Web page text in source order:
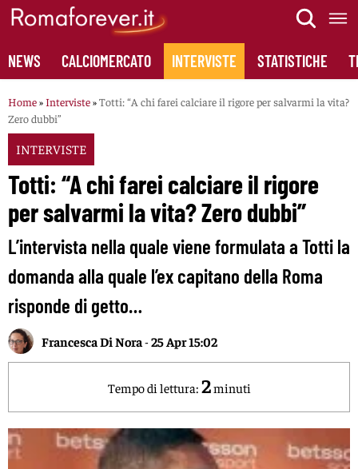
Skip
content
NEWS CALCIOMERCATO INTERVISTE STATISTICHE
Home»Interviste»Totti: “A chi farei calciare il rigore per salvarmi la vita?
Zero dubbi”
INTERVISTE
Totti: “A chi farei calciare il rigore
per salvarmi la vita? Zero dubbi”
L’intervista nella quale viene formulata a Totti la
domanda alla quale l’ex capitano della Roma
risponde di getto…
Francesca Di Nora -25 Apr 15:02
Tempo di lettura: 2minuti